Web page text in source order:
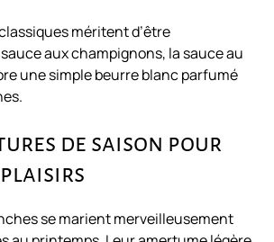
méritent d’être
aux champignons, la sauce au
une simple beurre blanc parfumé
de saison pour
se marient merveilleusement